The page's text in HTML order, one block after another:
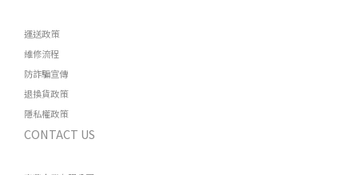
運送政策
維修流程
防詐騙宣傳
退換貨政策
隱私權政策
CONTACT US